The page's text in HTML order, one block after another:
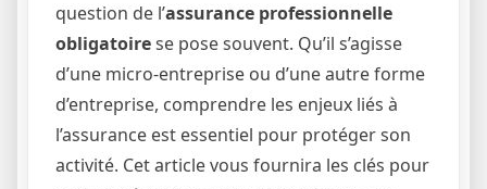
question de l’assurance professionnelle
obligatoirese pose souvent. Qu’il s’agisse
d’une micro-entreprise ou d’une autre forme
d’entreprise, comprendre les enjeux liés à
l’assurance est essentiel pour protéger son
activité. Cet article vous fournira les clés pour